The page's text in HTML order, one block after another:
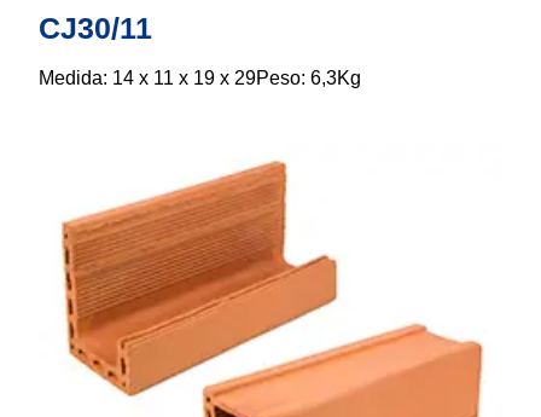
CJ30/11
Medida: 14 x 11 x 19 x 29Peso: 6,3Kg